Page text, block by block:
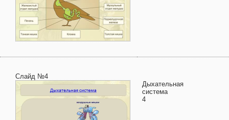
Слайд №4
Дыхательная
система
4